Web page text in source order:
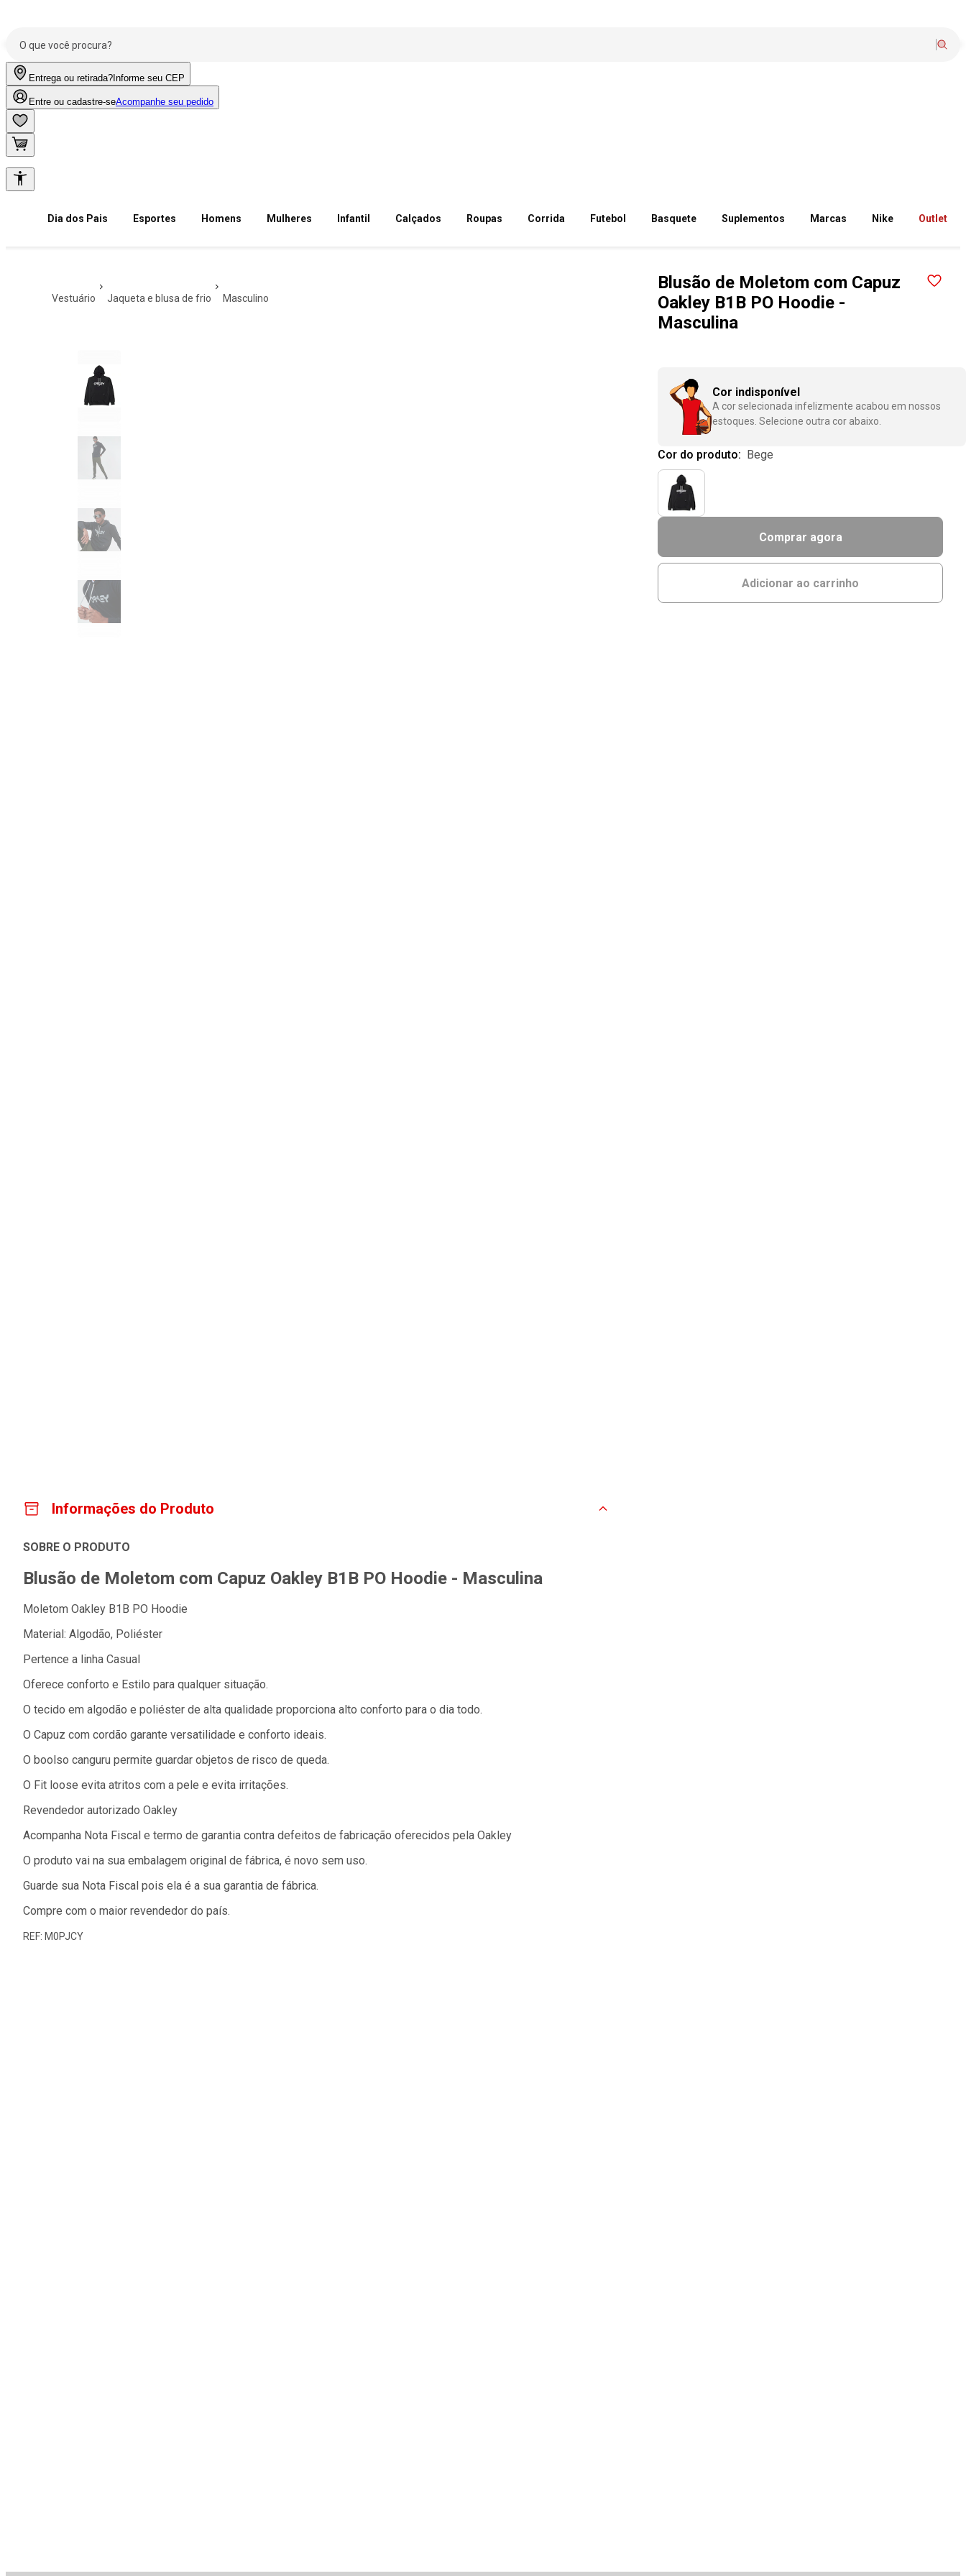
Entrega ou retirada? Informe seu CEP
Entre ou cadastre-seAcompanhe seu pedido
Dia dos Pais Esportes Homens Mulheres Infantil Calçados Roupas Corrida Futebol Basquete Suplementos Marcas Nike Outlet
vestuário jaqueta e blusa de frio masculino
Blusão de Moletom com Capuz
Oakley B1B PO Hoodie -
Masculina
Cor indisponível
A cor selecionada infelizmente acabou em nossos
estoques. Selecione outra cor abaixo.
Cor do produto: bege
Comprar agora
Adicionar ao carrinho
Informações do Produto
SOBRE O PRODUTO
Blusão de Moletom com Capuz Oakley B1B PO Hoodie - Masculina
Moletom Oakley B1B PO Hoodie
Material: Algodão, Poliéster
Pertence a linha Casual
Oferece conforto e Estilo para qualquer situação.
O tecido em algodão e poliéster de alta qualidade proporciona alto conforto para o dia todo.
O Capuz com cordão garante versatilidade e conforto ideais.
O boolso canguru permite guardar objetos de risco de queda.
O Fit loose evita atritos com a pele e evita irritações.
Revendedor autorizado Oakley
Acompanha Nota Fiscal e termo de garantia contra defeitos de fabricação oferecidos pela Oakley
O produto vai na sua embalagem original de fábrica, é novo sem uso.
Guarde sua Nota Fiscal pois ela é a sua garantia de fábrica.
Compre com o maior revendedor do país.
REF: M0PJCY